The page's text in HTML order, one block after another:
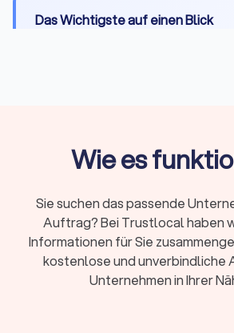
Das Wichtigste auf einen Blick
Preise: Von 8 Euro pro Person
bis 150 Euro für gehobene
Zusatzkosten:
Servicepersonal
Euro/Stunde), Geschirr,
Aufbau können extra berechnet
Servicemodelle:Partyservice
Wie es
Sie suchen das passende
Auftrag? Bei Trustlocal haben
Informationen für Sie
kostenlose und unverbindliche
Unternehmen in Ihrer